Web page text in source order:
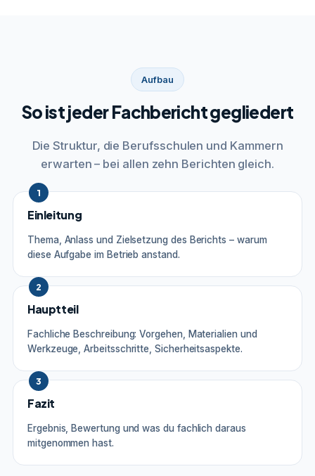
Aufbau
So ist jeder Fachbericht gegliedert
Die Struktur, die Berufsschulen und Kammern
erwarten – bei allen zehn Berichten gleich.
1
Einleitung
Thema, Anlass und Zielsetzung des Berichts – warum
diese Aufgabe im Betrieb anstand.
2
Hauptteil
Fachliche Beschreibung: Vorgehen, Materialien und
Werkzeuge, Arbeitsschritte, Sicherheitsaspekte.
3
Fazit
Ergebnis, Bewertung und was du fachlich daraus
mitgenommen hast.